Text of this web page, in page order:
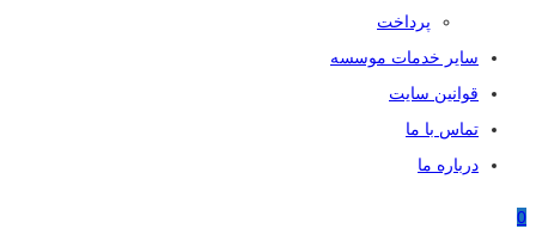
پرداخت
سایر خدمات موسسه
قوانین سایت
تماس با ما
درباره ما
0